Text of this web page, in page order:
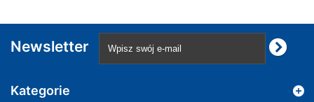
Newsletter
Kategorie